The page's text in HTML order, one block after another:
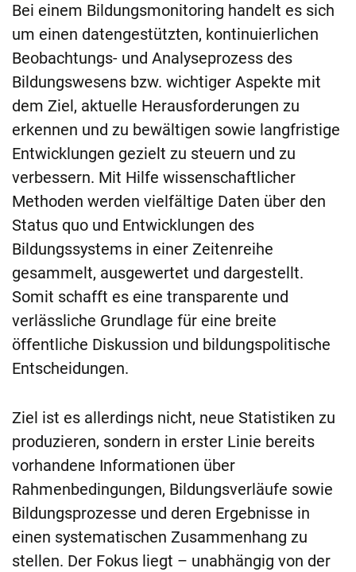
Bei einem Bildungsmonitoring handelt es sich
um einen datengestützten, kontinuierlichen
Beobachtungs- und Analyseprozess des
Bildungswesens bzw. wichtiger Aspekte mit
dem Ziel, aktuelle Herausforderungen zu
erkennen und zu bewältigen sowie langfristige
Entwicklungen gezielt zu steuern und zu
verbessern. Mit Hilfe wissenschaftlicher
Methoden werden vielfältige Daten über den
Status quo und Entwicklungen des
Bildungssystems in einer Zeitenreihe
gesammelt, ausgewertet und dargestellt.
Somit schafft es eine transparente und
verlässliche Grundlage für eine breite
öffentliche Diskussion und bildungspolitische
Entscheidungen.
Ziel ist es allerdings nicht, neue Statistiken zu
produzieren, sondern in erster Linie bereits
vorhandene Informationen über
Rahmenbedingungen, Bildungsverläufe sowie
Bildungsprozesse und deren Ergebnisse in
einen systematischen Zusammenhang zu
stellen. Der Fokus liegt – unabhängig von der